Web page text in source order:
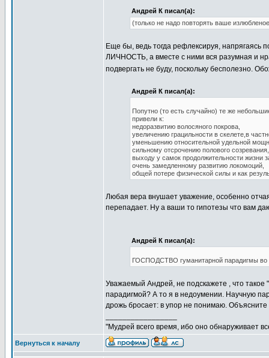
Андрей К писал(а):
(только не надо повторять ваше
Еще бы, ведь тогда рефлексируя,
ЛИЧНОСТЬ, а вместе с ними вся разумная и
подвергать не буду, поскольку бесполезно.
Андрей К писал(а):
Попутно (то есть случайно) те же
привели к:
недоразвитию волосяного покрова,
увеличению грацильности в скелете,в
уменьшению относительной удельной
сильному отсрочению полового созревания,
выходу у самок продолжительности жизни
очень замедленному развитию локомоций,
общей потере физической силы и как
Любая вера внушает уважение, особенно
перепадает. Ну а ваши то гипотезы что вам
Андрей К писал(а):
ГОСПОДСТВО гуманитарной парадигмы
Уважаемый Андрей, не подскажете , что такое
парадигмой? А то я в недоумении. Научную
дрожь бросает: в упор не понимаю. Объясните
"Мудрей всего время, ибо оно обнаруживает
Вернуться к началу